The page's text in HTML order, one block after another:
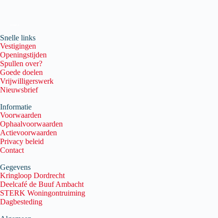
Snelle links
Vestigingen
Openingstijden
Spullen over?
Goede doelen
Vrijwilligerswerk
Nieuwsbrief
Informatie
Voorwaarden
Ophaalvoorwaarden
Actievoorwaarden
Privacy beleid
Contact
Gegevens
Kringloop Dordrecht
Deelcafé de Buuf Ambacht
STERK Woningontruiming
Dagbesteding